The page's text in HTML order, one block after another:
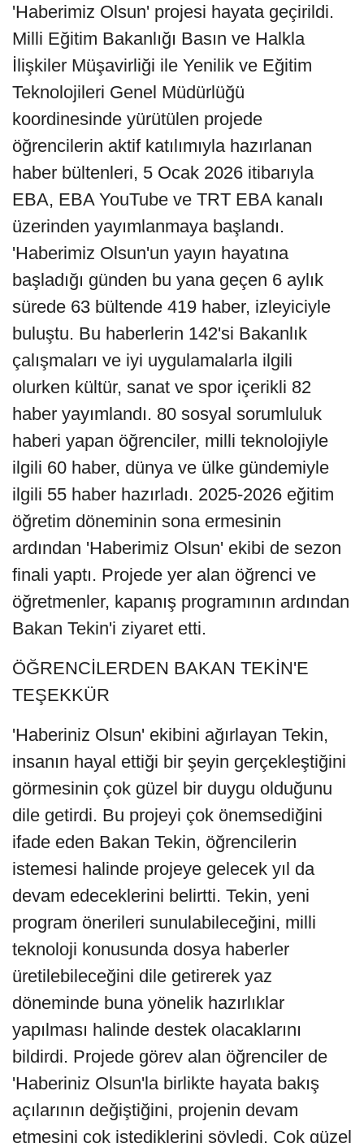
'Haberimiz Olsun' projesi hayata geçirildi.
Milli Eğitim Bakanlığı Basın ve Halkla
İlişkiler Müşavirliği ile Yenilik ve Eğitim
Teknolojileri Genel Müdürlüğü
koordinesinde yürütülen projede
öğrencilerin aktif katılımıyla hazırlanan
haber bültenleri, 5 Ocak 2026 itibarıyla
EBA, EBA YouTube ve TRT EBA kanalı
üzerinden yayımlanmaya başlandı.
'Haberimiz Olsun'un yayın hayatına
başladığı günden bu yana geçen 6 aylık
sürede 63 bültende 419 haber, izleyiciyle
buluştu. Bu haberlerin 142'si Bakanlık
çalışmaları ve iyi uygulamalarla ilgili
olurken kültür, sanat ve spor içerikli 82
haber yayımlandı. 80 sosyal sorumluluk
haberi yapan öğrenciler, milli teknolojiyle
ilgili 60 haber, dünya ve ülke gündemiyle
ilgili 55 haber hazırladı. 2025-2026 eğitim
öğretim döneminin sona ermesinin
ardından 'Haberimiz Olsun' ekibi de sezon
finali yaptı. Projede yer alan öğrenci ve
öğretmenler, kapanış programının ardından
Bakan Tekin'i ziyaret etti.
ÖĞRENCİLERDEN BAKAN TEKİN'E
TEŞEKKÜR
'Haberiniz Olsun' ekibini ağırlayan Tekin,
insanın hayal ettiği bir şeyin gerçekleştiğini
görmesinin çok güzel bir duygu olduğunu
dile getirdi. Bu projeyi çok önemsediğini
ifade eden Bakan Tekin, öğrencilerin
istemesi halinde projeye gelecek yıl da
devam edeceklerini belirtti. Tekin, yeni
program önerileri sunulabileceğini, milli
teknoloji konusunda dosya haberler
üretilebileceğini dile getirerek yaz
döneminde buna yönelik hazırlıklar
yapılması halinde destek olacaklarını
bildirdi. Projede görev alan öğrenciler de
'Haberiniz Olsun'la birlikte hayata bakış
açılarının değiştiğini, projenin devam
etmesini çok istediklerini söyledi. Çok güzel